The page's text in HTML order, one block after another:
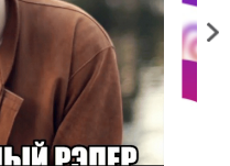
Next